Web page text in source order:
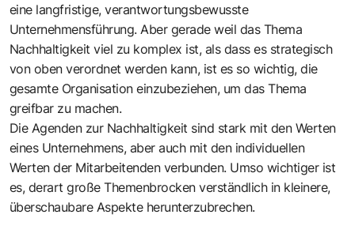
eine langfristige, verantwortungsbewusste
Unternehmensführung. Aber gerade weil das Thema
Nachhaltigkeit viel zu komplex ist, als dass es strategisch
von oben verordnet werden kann, ist es so wichtig, die
gesamte Organisation einzubeziehen, um das Thema
greifbar zu machen.
Die Agenden zur Nachhaltigkeit sind stark mit den Werten
eines Unternehmens, aber auch mit den individuellen
Werten der Mitarbeitenden verbunden. Umso wichtiger ist
es, derart große Themenbrocken verständlich in kleinere,
überschaubare Aspekte herunterzubrechen.